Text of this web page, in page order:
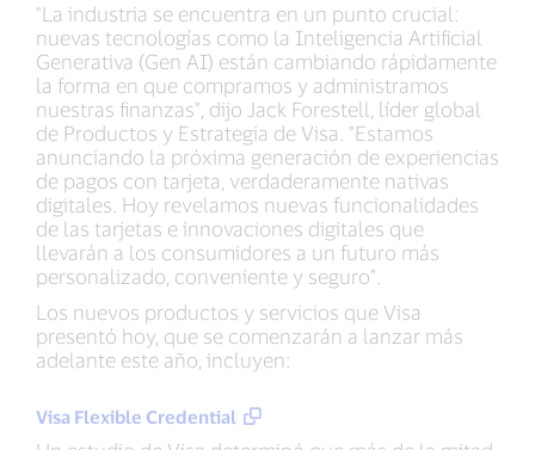
"La industria se encuentra en un punto crucial:
nuevas tecnologías como la Inteligencia Artificial
Generativa (Gen AI) están cambiando rápidamente
la forma en que compramos y administramos
nuestras finanzas", dijo Jack Forestell, líder global
de Productos y Estrategia de Visa. "Estamos
anunciando la próxima generación de experiencias
de pagos con tarjeta, verdaderamente nativas
digitales. Hoy revelamos nuevas funcionalidades
de las tarjetas e innovaciones digitales que
llevarán a los consumidores a un futuro más
personalizado, conveniente y seguro".
Los nuevos productos y servicios que Visa
presentó hoy, que se comenzarán a lanzar más
adelante este año, incluyen:
Visa Flexible Credential